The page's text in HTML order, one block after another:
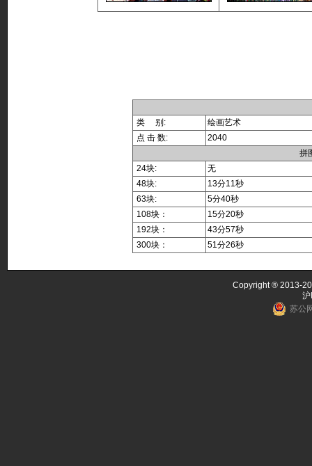
类 别:
绘画艺术
点 击 数:
2040
拼
24块:
无
48块:
13分11秒
63块:
5分40秒
108块：
15分20秒
192块：
43分57秒
300块：
51分26秒
Copyright ® 2013-
苏公